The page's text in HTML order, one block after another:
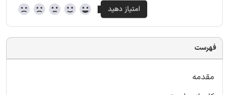
فهرست
مقدمه